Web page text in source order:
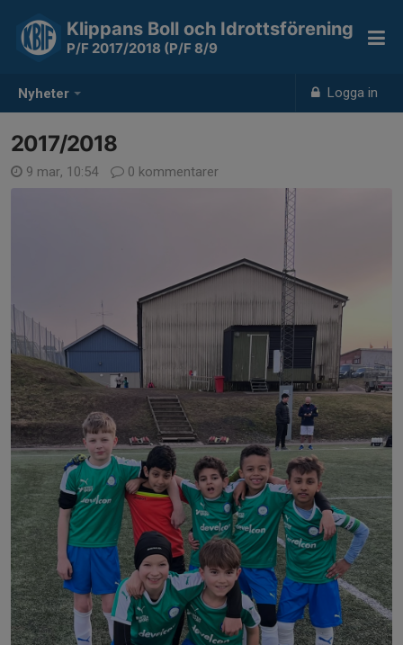
Nyheter Logga in
Klippans Boll och Idrottsförening
P/F 2017/2018 (P/F 8/9
2017/2018
9 mar, 10:54 0 kommentarer